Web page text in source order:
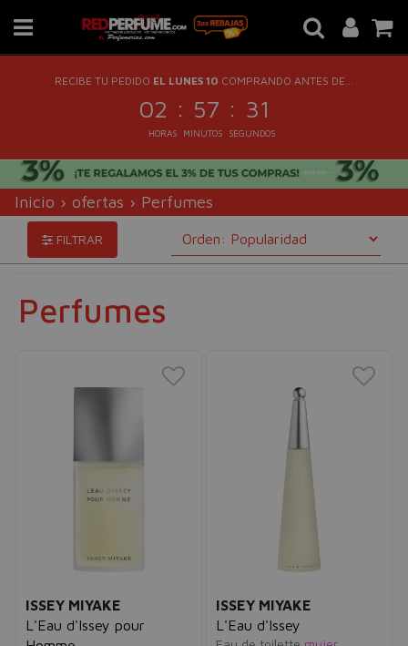
RECIBE TU PEDIDO EL LUNES 10 COMPRANDO ANTES DE...
02 : 57 : 30
HORAS MINUTOS SEGUNDOS
Inicio › ofertas › Perfumes
FILTRAR
Perfumes
ISSEY MIYAKE
L'Eau d'Issey pour
ISSEY MIYAKE
L'Eau d'Issey